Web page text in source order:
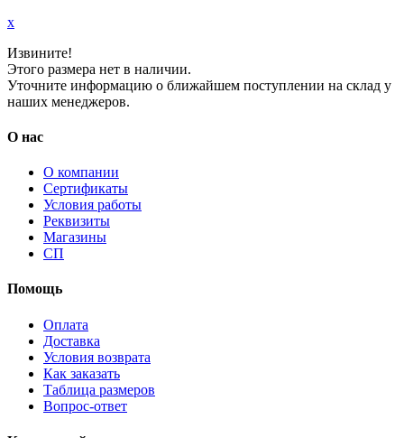
x
Извините!
Этого размера нет в наличии.
Уточните информацию о ближайшем поступлении на склад у
наших менеджеров.
О нас
О компании
Сертификаты
Условия работы
Реквизиты
Магазины
СП
Помощь
Оплата
Доставка
Условия возврата
Как заказать
Таблица размеров
Вопрос-ответ